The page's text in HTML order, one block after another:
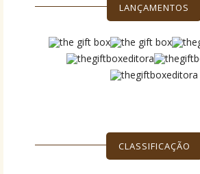
LANÇAMENTOS
CLASSIFICAÇÃO